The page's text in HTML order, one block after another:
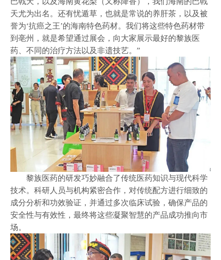
天尤为出名。还有忧遁草，也就是常说的养肝茶，以及被
誉为‘抗癌之王’的海南特色药材。我们将这些特色药材带
到亳州，就是希望通过展会，向大家展示最好的黎族医
药、不同的治疗方法以及非遗技艺。”
黎族医药的研发巧妙融合了传统医药知识与现代科学
技术。科研人员与机构紧密合作，对传统配方进行细致的
成分分析和功效验证，并通过多次临床试验，确保产品的
安全性与有效性，最终将这些凝聚智慧的产品成功推向市
场。